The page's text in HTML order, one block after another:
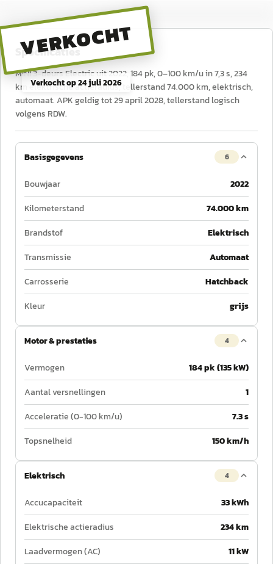
VERKOCHT
Verkocht op24 juli 2026
Specificaties
MINI 3-deurs Electric uit 2022, 184 pk, 0–100 km/u in 7,3 s, 234
km elektrische actieradius, tellerstand 74.000 km, elektrisch,
automaat. APK geldig tot 29 april 2028, tellerstand logisch
volgens RDW.
Basisgegevens 6
Bouwjaar
2022
Kilometerstand
74.000 km
Brandstof
Elektrisch
Transmissie
Automaat
Carrosserie
Hatchback
Kleur
grijs
Motor & prestaties 4
Vermogen
184 pk (135 kW)
Aantal versnellingen
1
Acceleratie (0-100 km/u)
7.3 s
Topsnelheid
150 km/h
Elektrisch 4
Accucapaciteit
33 kWh
Elektrische actieradius
234 km
Laadvermogen (AC)
11 kW